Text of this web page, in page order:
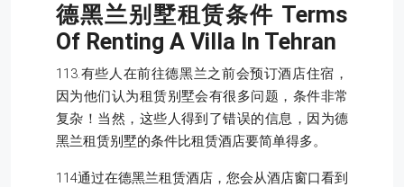
德黑兰别墅租赁条件 Terms
Of Renting A Villa In Tehran
113.有些人在前往德黑兰之前会预订酒店住宿，
因为他们认为租赁别墅会有很多问题，条件非常
复杂！当然，这些人得到了错误的信息，因为德
黑兰租赁别墅的条件比租赁酒店要简单得多。
114通过在德黑兰租赁酒店，您会从酒店窗口看到